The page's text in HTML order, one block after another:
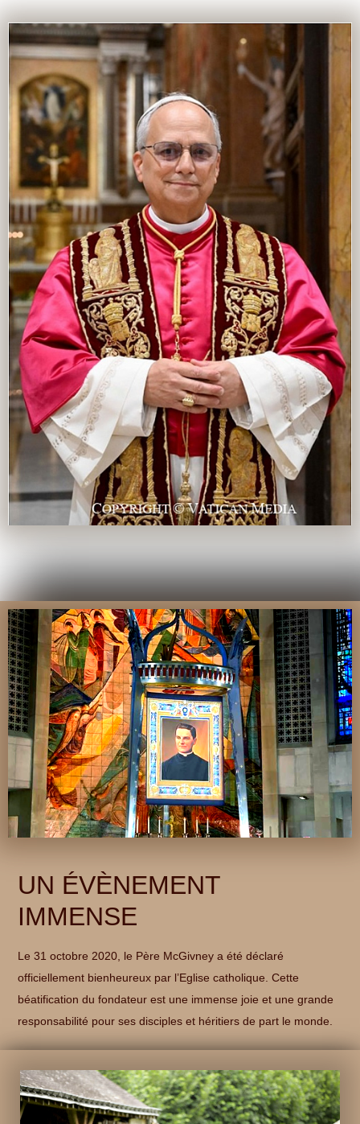
UN ÉVÈNEMENT
IMMENSE
Le 31 octobre 2020, le Père McGivney a été déclaré
officiellement bienheureux par l’Eglise catholique. Cette
béatification du fondateur est une immense joie et une grande
responsabilité pour ses disciples et héritiers de part le monde.